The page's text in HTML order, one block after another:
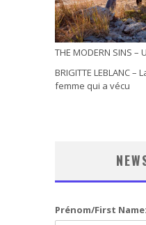
THE MODERN SINS
BRIGITTE LEBLANC
femme qui a vécu
Prénom/First Name: